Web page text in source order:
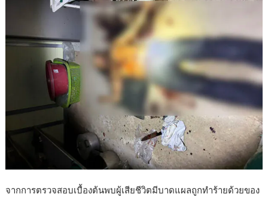
จากการตรวจสอบเบื้องต้นพบผู้เสียชีวิตมีบาดแผลถูกทำร้ายด้วยของ